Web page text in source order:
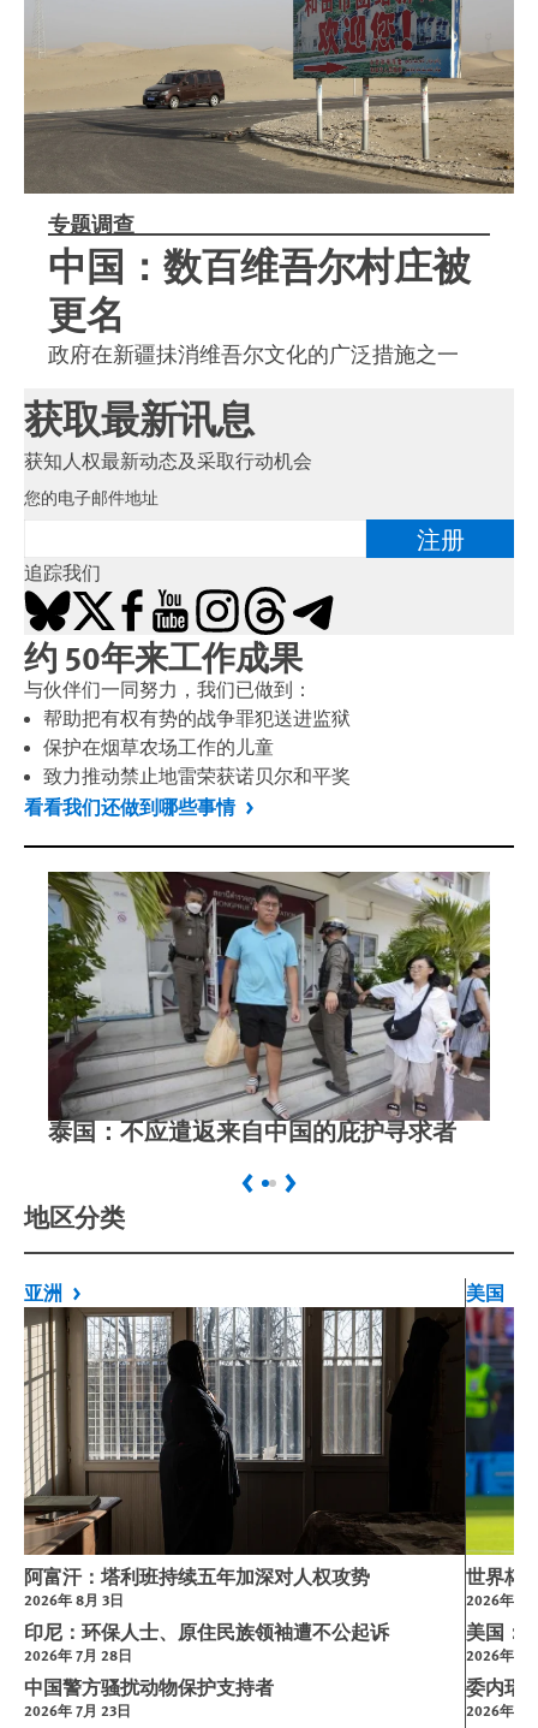
专题调查
中国：数百维吾尔村庄被
更名
政府在新疆抺消维吾尔文化的广泛措施之一
获取最新讯息
获知人权最新动态及采取行动机会
您的电子邮件地址
注册
追踪我们
Bluesky
X Facebook
YouTubeInstagramThreadsTelegram
约 50年来工作成果
与伙伴们一同努力，我们已做到：
帮助把有权有势的战争罪犯送进监狱
保护在烟草农场工作的儿童
致力推动禁止地雷荣获诺贝尔和平奖
看看我们还做到哪些事情
泰国：不应遣返来自中国的庇护寻求者
Previous
Next
地区分类
亚洲
阿富汗：塔利班持续五年加深对人权攻势
2026年 8月 3日
印尼：环保人士、原住民族领袖遭不公起诉
2026年 7月 28日
中国警方骚扰动物保护支持者
2026年 7月 23日
美国
世界杯
2026年 7
美国：
2026年 3
委内瑞
2026年 1